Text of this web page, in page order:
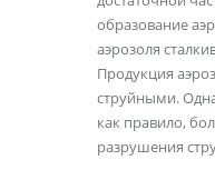
образование
аэрозоля
Продукция
струйными.
как правило,
разрушения